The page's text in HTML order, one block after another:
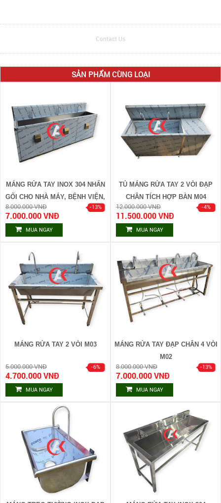
Contact Us
SẢN PHẨM CÙNG LOẠI
MÁNG RỬA TAY INOX 304 NHẤN
GỐI CHO NHÀ MÁY, BỆNH VIỆN,
PHÒNG SẠCH M05
8.000.000 VNĐ
7.000.000 VNĐ
MUA NGAY
TỦ MÁNG RỬA TAY 2 VÒI ĐẠP
CHÂN TÍCH HỢP BÀN M04
12.000.000 VNĐ
11.500.000 VNĐ
MUA NGAY
MÁNG RỬA TAY 2 VÒI M03
5.000.000 VNĐ
4.700.000 VNĐ
MUA NGAY
MÁNG RỬA TAY ĐẠP CHÂN 4 VÒI
M02
8.000.000 VNĐ
7.000.000 VNĐ
MUA NGAY